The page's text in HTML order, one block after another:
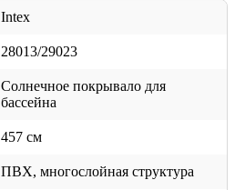
Intex
28013/29023
Солнечное покрывало для
бассейна
457 см
ПВХ, многослойная структура